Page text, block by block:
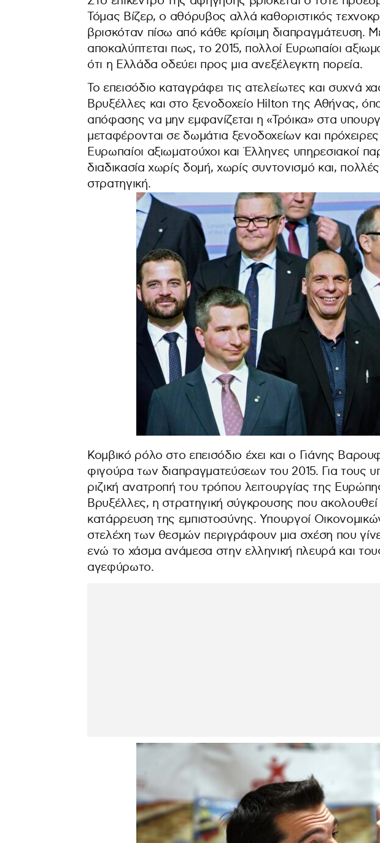
Τόμας Βίζερ, ο αθόρυβος αλλά καθοριστικός
βρισκόταν πίσω από κάθε κρίσιμη διαπραγμάτευση.
αποκαλύπτεται πως, το 2015, πολλοί Ευρωπαίοι
ότι η Ελλάδα οδεύει προς μια ανεξέλεγκτη πορεία.
Το επεισόδιο καταγράφει τις ατελείωτες και συχνά
Βρυξέλλες και στο ξενοδοχείο Hilton της Αθήνας,
απόφασης να μην εμφανίζεται η «Τρόικα» στα
μεταφέρονται σε δωμάτια ξενοδοχείων και
Ευρωπαίοι αξιωματούχοι και Έλληνες υπηρεσιακοί
διαδικασία χωρίς δομή, χωρίς συντονισμό και,
στρατηγική.
Κομβικό ρόλο στο επεισόδιο έχει και ο Γιάνης
φιγούρα των διαπραγματεύσεων του 2015. Για τους
ριζική ανατροπή του τρόπου λειτουργίας της
Βρυξέλλες, η στρατηγική σύγκρουσης που
κατάρρευση της εμπιστοσύνης. Υπουργοί
στελέχη των θεσμών περιγράφουν μια σχέση που
ενώ το χάσμα ανάμεσα στην ελληνική πλευρά και
αγεφύρωτο.